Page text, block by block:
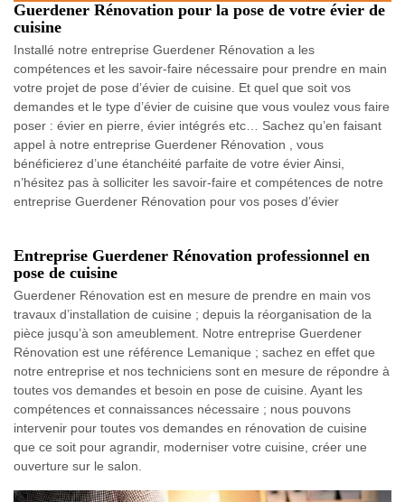
Guerdener Rénovation pour la pose de votre évier de
cuisine
Installé notre entreprise Guerdener Rénovation a les
compétences et les savoir-faire nécessaire pour prendre en main
votre projet de pose d’évier de cuisine. Et quel que soit vos
demandes et le type d’évier de cuisine que vous voulez vous faire
poser : évier en pierre, évier intégrés etc… Sachez qu’en faisant
appel à notre entreprise Guerdener Rénovation , vous
bénéficierez d’une étanchéité parfaite de votre évier Ainsi,
n’hésitez pas à solliciter les savoir-faire et compétences de notre
entreprise Guerdener Rénovation pour vos poses d’évier
Entreprise Guerdener Rénovation professionnel en
pose de cuisine
Guerdener Rénovation est en mesure de prendre en main vos
travaux d’installation de cuisine ; depuis la réorganisation de la
pièce jusqu’à son ameublement. Notre entreprise Guerdener
Rénovation est une référence Lemanique ; sachez en effet que
notre entreprise et nos techniciens sont en mesure de répondre à
toutes vos demandes et besoin en pose de cuisine. Ayant les
compétences et connaissances nécessaire ; nous pouvons
intervenir pour toutes vos demandes en rénovation de cuisine
que ce soit pour agrandir, moderniser votre cuisine, créer une
ouverture sur le salon.